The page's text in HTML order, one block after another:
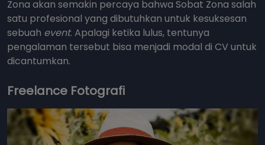
Zona akan semakin percaya bahwa Sobat Zona salah
satu profesional yang dibutuhkan untuk kesuksesan
sebuah event. Apalagi ketika lulus, tentunya
pengalaman tersebut bisa menjadi modal di CV untuk
dicantumkan.
Freelance Fotografi